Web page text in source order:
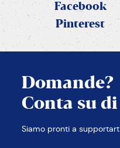
Facebook
Pinterest
Domande?
Conta su
Siamo pronti a